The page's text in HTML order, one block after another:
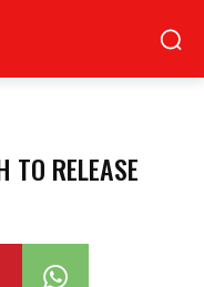
RELEASE